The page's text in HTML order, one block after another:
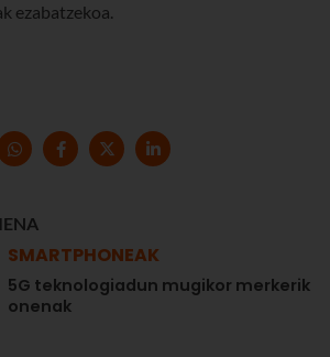
ezabatzekoa.
SMARTPHONEAK
5G teknologiadun mugikor merkerik
onenak